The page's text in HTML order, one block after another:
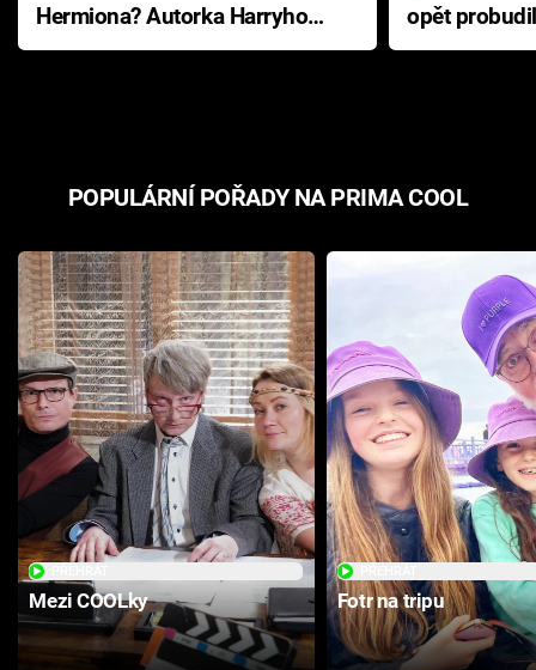
Hermiona? Autorka Harryho
Pottera přišla s ráznou
opět
přichází s
POPULÁRNÍ POŘADY NA PRIMA COOL
Mezi COOLky Fotr na tripu